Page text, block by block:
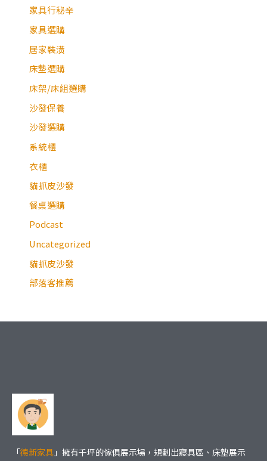
家具行秘辛
家具選購
居家裝潢
床墊選購
床架/床組選購
沙發保養
沙發選購
系統櫃
衣櫃
貓抓皮沙發
餐桌選購
Podcast
Uncategorized
貓抓皮沙發
部落客推薦
「德新家具 」擁有千坪的傢俱展示場，規劃出寢具區、床墊展示